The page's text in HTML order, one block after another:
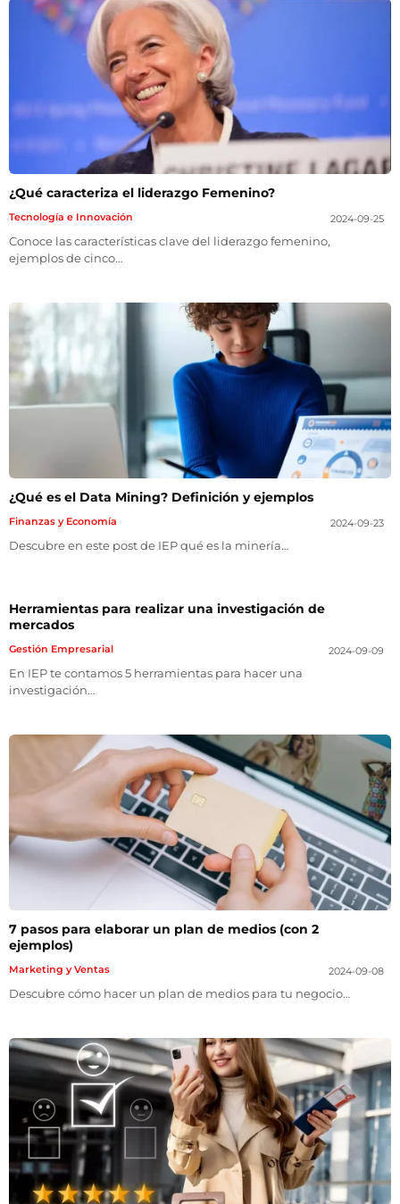
¿Qué caracteriza el liderazgo Femenino?
Tecnología e Innovación 2024-09-25
Conoce las características clave del liderazgo femenino,
ejemplos de cinco…
¿Qué es el Data Mining? Definición y ejemplos
Finanzas y Economía 2024-09-23
Descubre en este post de IEP qué es la minería…
Herramientas para realizar una investigación de
mercados
Gestión Empresarial 2024-09-09
En IEP te contamos 5 herramientas para hacer una
investigación…
7 pasos para elaborar un plan de medios (con 2
ejemplos)
Marketing y Ventas 2024-09-08
Descubre cómo hacer un plan de medios para tu negocio…